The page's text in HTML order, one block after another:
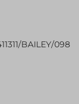
BAILEY/098